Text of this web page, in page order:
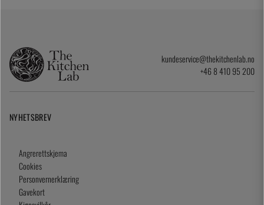
kundeservice@thekitchenlab.no
+46 8 410 95 200
NYHETSBREV
Angrerettskjema
Cookies
Personvernerklæring
Gavekort